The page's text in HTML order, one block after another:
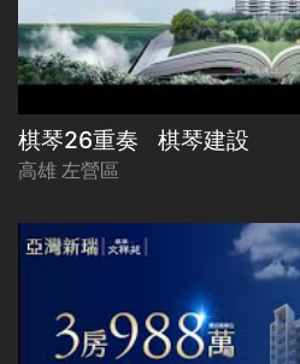
棋琴26重奏 棋琴建設
高雄 左營區